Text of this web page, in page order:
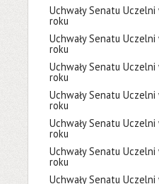
Uchwały Senatu
roku
Uchwały Senatu
roku
Uchwały Senatu
roku
Uchwały Senatu
roku
Uchwały Senatu
roku
Uchwały Senatu
roku
Uchwały Senatu